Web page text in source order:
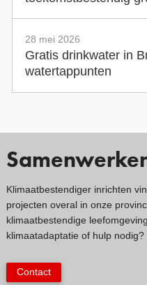
28 mei 2026
Gratis drinkwater in
watertappunten
Klimaatbestendiger inrichten
projecten overal in onze
klimaatbestendige
klimaatadaptatie of hulp
Contact